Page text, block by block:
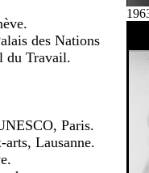
des Nations
du Travail.
l'UNESCO, Paris.
arts, Lausanne.